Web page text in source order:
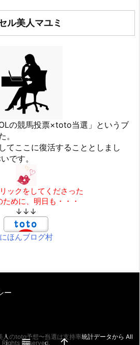
ル美人マユミ
の競馬投票×toto当選」というブ
。
てここに復活することとしまし
です。
ックをしてくださった
ために、明日も・・・
↓↓↓
にほんブログ村
ー
人のtoto予想〜当選は支持率統計データから All
Rights Reserved.
 